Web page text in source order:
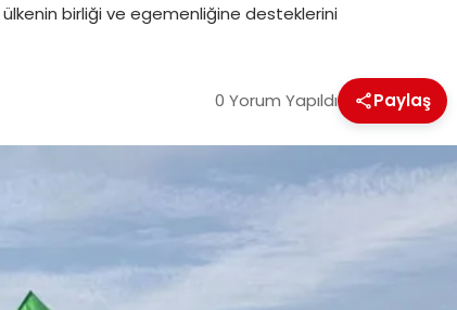
birliği ve egemenliğine desteklerini
0 Yorum Yapıldı Paylaş